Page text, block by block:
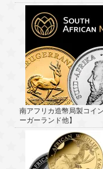
南アフリカ造幣局製コイ
ーガーランド他】